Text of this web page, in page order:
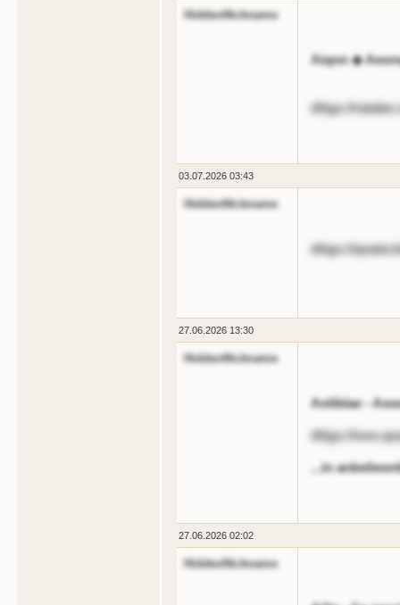
HiddenNickname
Aiqnn ◆
dttgs://
03.07.2026 03:43
HiddenNickname
dttgs://
27.06.2026 13:30
HiddenNickname
Anliblae -
dttgs://
...in
27.06.2026 02:02
HiddenNickname